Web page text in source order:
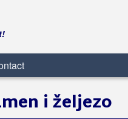
i željezo